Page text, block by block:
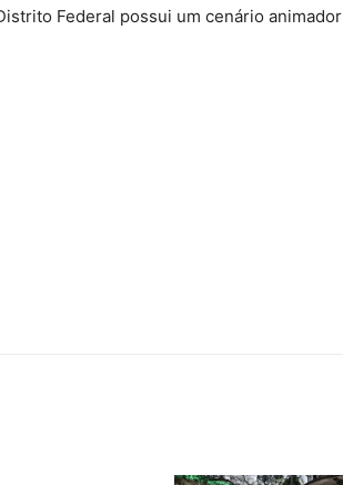
Federal possui um cenário animador